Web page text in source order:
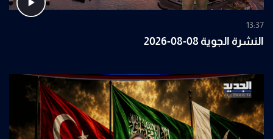
13:37
النشرة الجوية 08-08-2026